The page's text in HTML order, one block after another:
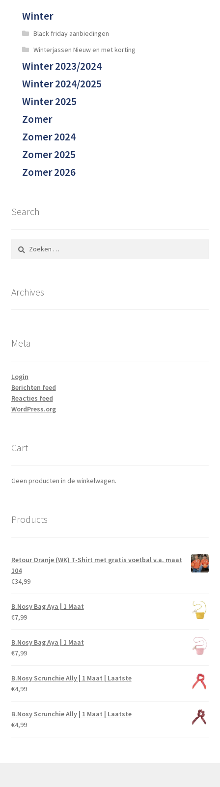
Winter
Black friday aanbiedingen
Winterjassen Nieuw en met korting
Winter 2023/2024
Winter 2024/2025
Winter 2025
Zomer
Zomer 2024
Zomer 2025
Zomer 2026
Search
naar:
Archives
Meta
Login
Berichten feed
Reacties feed
WordPress.org
Cart
Geen producten in de winkelwagen.
Products
Retour Oranje (WK) T-Shirt met gratis voetbal v.a. maat
104
€34,99
B.Nosy Bag Aya | 1 Maat
€7,99
B.Nosy Bag Aya | 1 Maat
€7,99
B.Nosy Scrunchie Ally | 1 Maat | Laatste
€4,99
B.Nosy Scrunchie Ally | 1 Maat | Laatste
€4,99